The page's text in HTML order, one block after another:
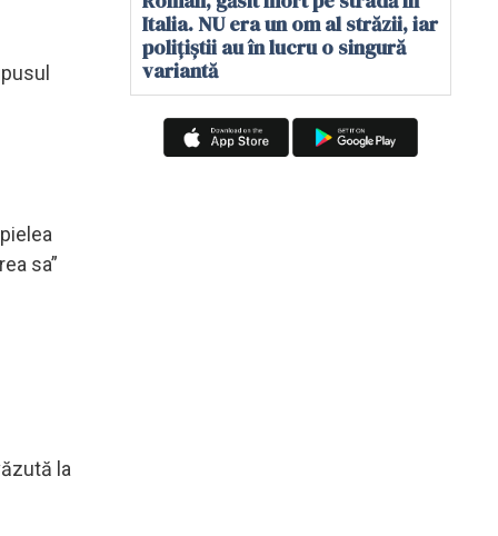
sa”
la
Italia. NU era un om al străzii, iar
polițiștii au în lucru o singură
variantă